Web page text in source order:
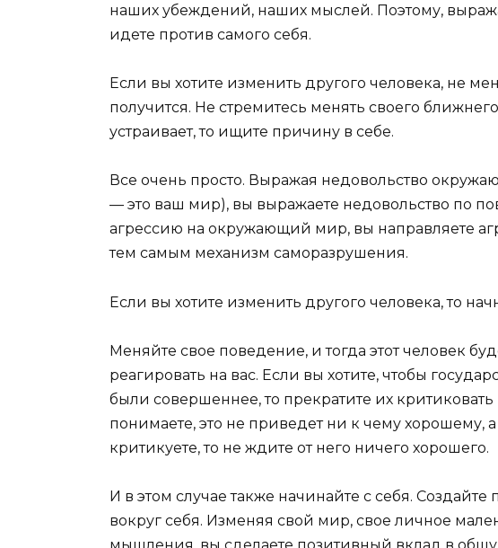
наших убеждений, наших мыслей. Поэтому,
идете против самого себя.
Если вы хотите изменить другого человека, не
получится. Не стремитесь менять своего
устраивает, то ищите причину в себе.
Все очень просто. Выражая недовольство
— это ваш мир), вы выражаете недовольство по
агрессию на окружающий мир, вы направляете
тем самым механизм саморазрушения.
Если вы хотите изменить другого человека, то
Меняйте свое поведение, и тогда этот человек
реагировать на вас. Если вы хотите, чтобы
были совершеннее, то прекратите их
понимаете, это не приведет ни к чему хорошему,
критикуете, то не ждите от него ничего хорошего.
И в этом случае также начинайте с себя.
вокруг себя. Изменяя свой мир, свое личное